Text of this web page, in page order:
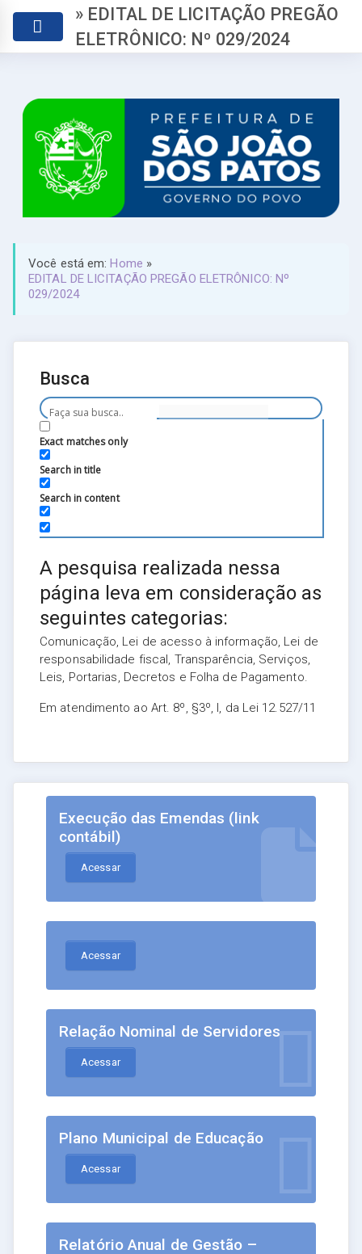
» EDITAL DE LICITAÇÃO PREGÃO
ELETRÔNICO: Nº 029/2024
Você está em:Home »
EDITAL DE LICITAÇÃO PREGÃO ELETRÔNICO: Nº
029/2024
Busca
Exact matches only
Search in title
Search in content
A pesquisa realizada nessa
página leva em consideração as
seguintes categorias:
Comunicação, Lei de acesso à informação, Lei de
responsabilidade fiscal, Transparência, Serviços,
Leis, Portarias, Decretos e Folha de Pagamento.
Em atendimento ao Art. 8º, §3º, I, da Lei 12.527/11
Execução das Emendas (link
contábil)
Acessar
Acessar
Relação Nominal de Servidores
Acessar
Plano Municipal de Educação
Acessar
Relatório Anual de Gestão –